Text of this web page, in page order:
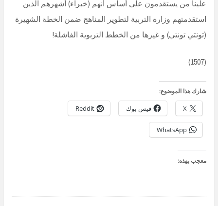
علينا من يستقدمون على أساس أنهم (خبراء) أشهرهم الذين
استقدمتهم وزارة التربية لتطوير المناهج ضمن الخطة الشهيرة
(تونتي تونتي) و غيرها من الخطط التربوية الفاشلة!
(1507)
شارك هذا الموضوع:
X فيس بوك Reddit
WhatsApp
معجب بهذه: